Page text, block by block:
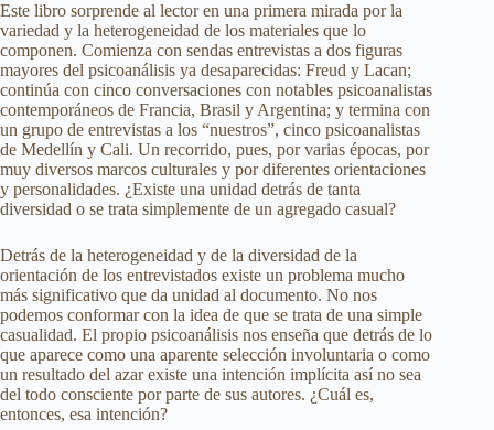
Este libro sorprende al lector en una primera mirada por la
variedad y la heterogeneidad de los materiales que lo
componen. Comienza con sendas entrevistas a dos figuras
mayores del psicoanálisis ya desaparecidas: Freud y Lacan;
continúa con cinco conversaciones con notables psicoanalistas
contemporáneos de Francia, Brasil y Argentina; y termina con
un grupo de entrevistas a los “nuestros”, cinco psicoanalistas
de Medellín y Cali. Un recorrido, pues, por varias épocas, por
muy diversos marcos culturales y por diferentes orientaciones
y personalidades. ¿Existe una unidad detrás de tanta
diversidad o se trata simplemente de un agregado casual?
Detrás de la heterogeneidad y de la diversidad de la
orientación de los entrevistados existe un problema mucho
más significativo que da unidad al documento. No nos
podemos conformar con la idea de que se trata de una simple
casualidad. El propio psicoanálisis nos enseña que detrás de lo
que aparece como una aparente selección involuntaria o como
un resultado del azar existe una intención implícita así no sea
del todo consciente por parte de sus autores. ¿Cuál es,
entonces, esa intención?